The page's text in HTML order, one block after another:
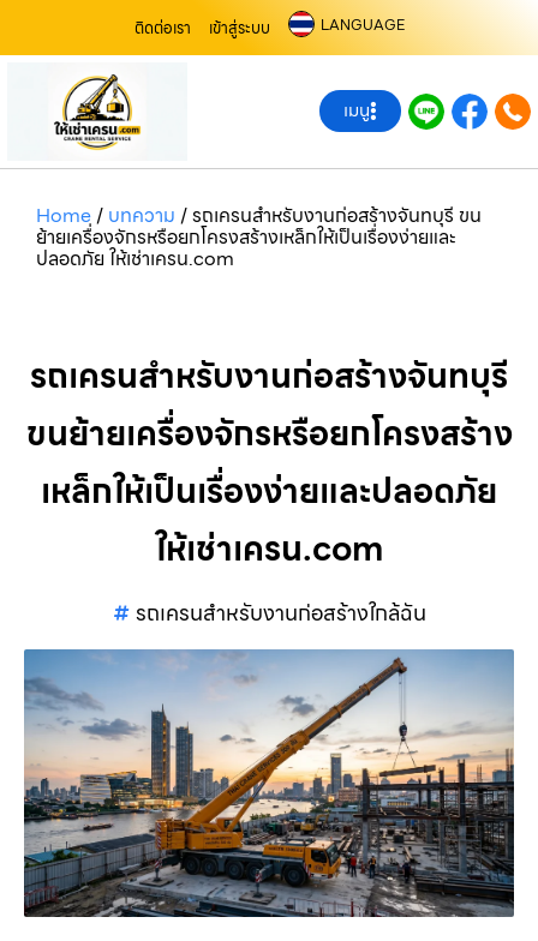
ติดต่อเรา เข้าสู่ระบบ LANGUAGE
เมนู
Home/ บทความ /รถเครนสำหรับงานก่อสร้างจันทบุรี ขน
ย้ายเครื่องจักรหรือยกโครงสร้างเหล็กให้เป็นเรื่องง่ายและ
ปลอดภัย ให้เช่าเครน.com
รถเครนสำหรับงานก่อสร้างจันทบุรี
ขนย้ายเครื่องจักรหรือยกโครงสร้าง
เหล็กให้เป็นเรื่องง่ายและปลอดภัย
ให้เช่าเครน.com
รถเครนสำหรับงานก่อสร้างใกล้ฉัน